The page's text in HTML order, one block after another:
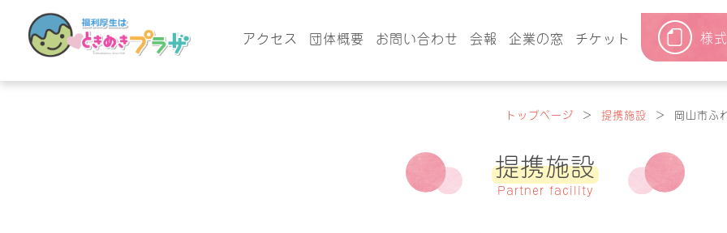
アクセス 団体概要 お問い合わせ 会報 企業の窓 チケット 様
トップページ ＞ 提携施設 ＞ 岡山市ふ
提携施設
Partner facility